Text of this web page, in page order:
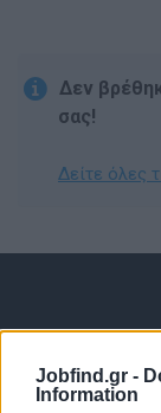
Jobfind.gr -
Information
Δεν
σας!
Δείτε όλες